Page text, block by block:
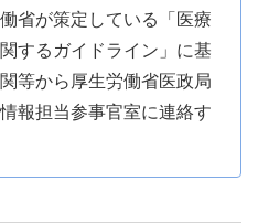
省が策定している「医療
するガイドライン」に基
等から厚生労働省医政局
報担当参事官室に連絡す